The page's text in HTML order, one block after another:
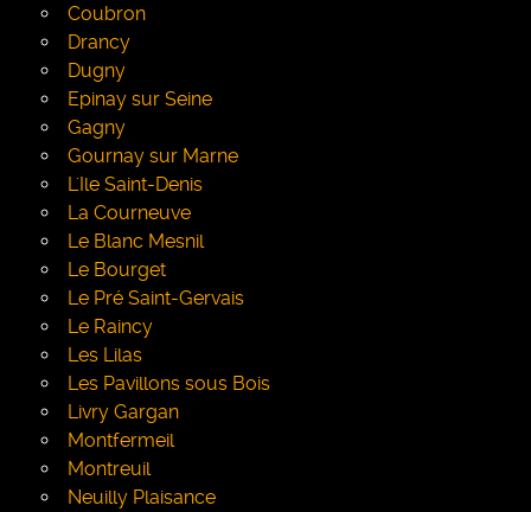
Coubron
Drancy
Dugny
Epinay sur Seine
Gagny
Gournay sur Marne
L'Ile Saint-Denis
La Courneuve
Le Blanc Mesnil
Le Bourget
Le Pré Saint-Gervais
Le Raincy
Les Lilas
Les Pavillons sous Bois
Livry Gargan
Montfermeil
Montreuil
Neuilly Plaisance